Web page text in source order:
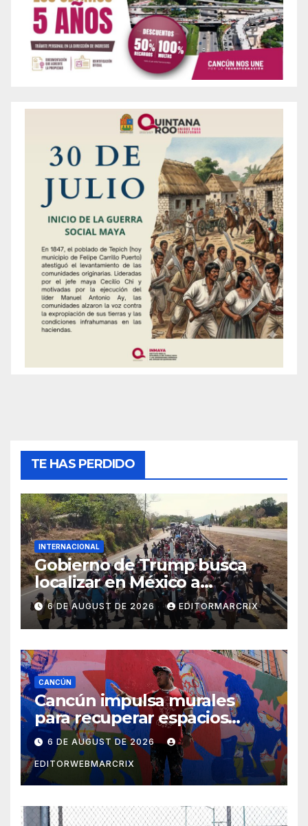
TE HAS PERDIDO
INTERNACIONAL
Gobierno de Trump busca
localizar en México a
migrantes con multas
pendientes para cobrar
deudas migratorias
6 DE AUGUST DE 2026 EDITORMARCRIX
CANCÚN
Cancún impulsa murales
para recuperar espacios
públicos con arte
comunitario
6 DE AUGUST DE 2026
EDITORWEBMARCRIX